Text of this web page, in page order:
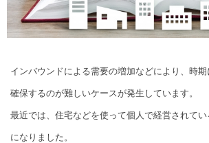
インバウンドによる需要の増加などにより、時
確保するのが難しいケースが発生しています。
最近では、住宅などを使って個人で経営されて
になりました。